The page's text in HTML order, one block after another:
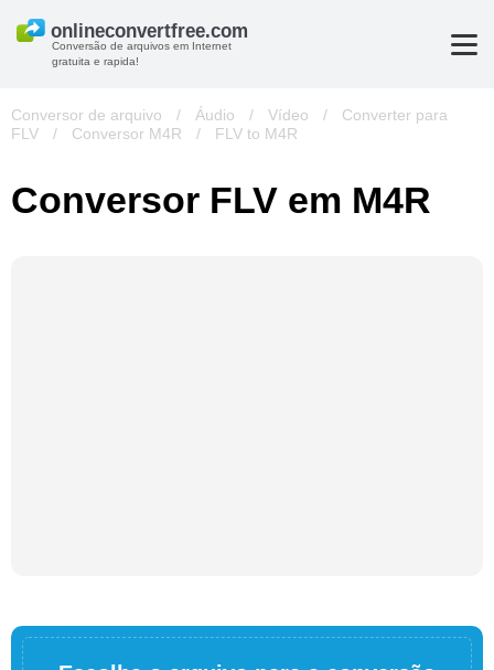
Conversão de arquivos em Internet
gratuita e rapida!
Conversor de arquivo / Áudio / Vídeo /
Converter para
FLV
/ Conversor M4R / FLV to M4R
Conversor FLV em M4R